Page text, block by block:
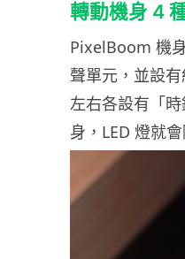
轉動機身 4
PixelBoom 機
聲單元，並設
左右各設有「
身，LED 燈就